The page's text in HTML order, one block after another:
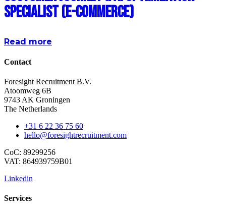
Specialist (E-commerce)
Read more
Contact
Foresight Recruitment B.V.
Atoomweg 6B
9743 AK Groningen
The Netherlands
+31 6 22 36 75 60
hello@foresightrecruitment.com
CoC: 89299256
VAT: 864939759B01
Linkedin
Services